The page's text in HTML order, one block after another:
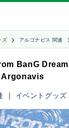
ズ アルゴナビス 関連
BanG
｜ イベントグッズ